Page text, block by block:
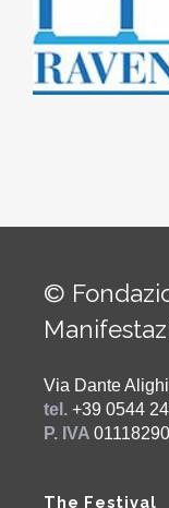
©
Via Dante
tel. +39 0544
P. IVA
The Festival